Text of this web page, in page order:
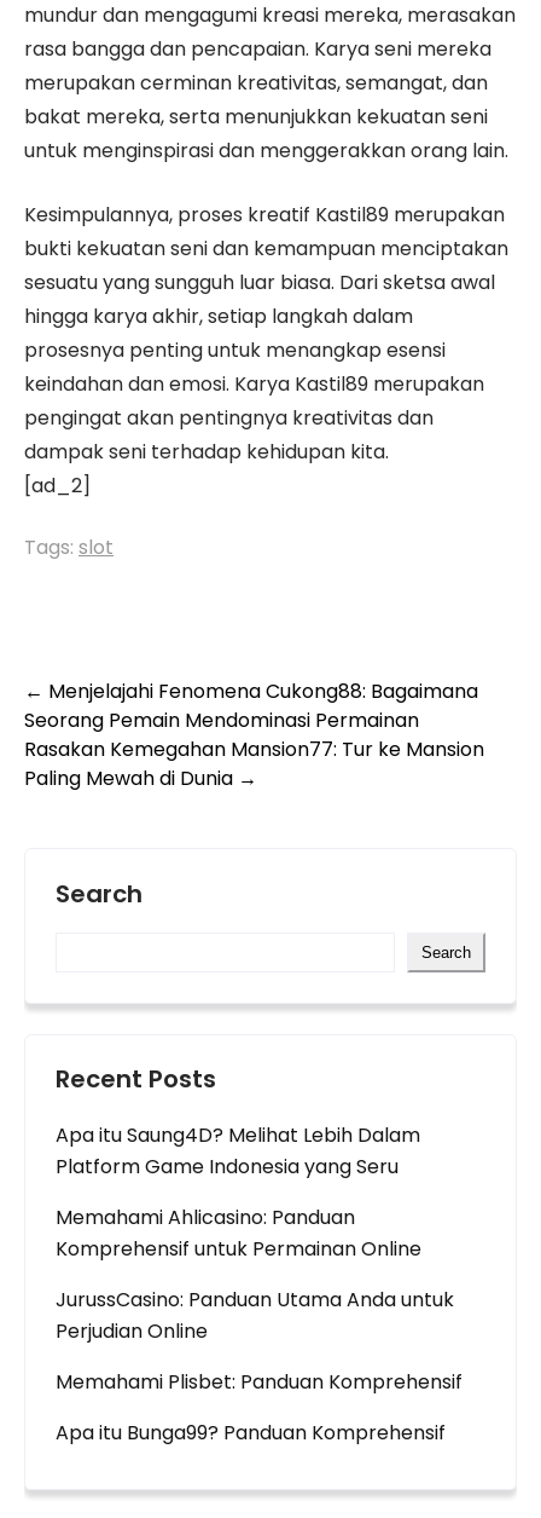
mundur dan mengagumi kreasi mereka, merasakan
rasa bangga dan pencapaian. Karya seni mereka
merupakan cerminan kreativitas, semangat, dan
bakat mereka, serta menunjukkan kekuatan seni
untuk menginspirasi dan menggerakkan orang lain.
Kesimpulannya, proses kreatif Kastil89 merupakan
bukti kekuatan seni dan kemampuan menciptakan
sesuatu yang sungguh luar biasa. Dari sketsa awal
hingga karya akhir, setiap langkah dalam
prosesnya penting untuk menangkap esensi
keindahan dan emosi. Karya Kastil89 merupakan
pengingat akan pentingnya kreativitas dan
dampak seni terhadap kehidupan kita.
[ad_2]
Tags: slot
Post
navigation
← Menjelajahi Fenomena Cukong88: Bagaimana
Seorang Pemain Mendominasi Permainan
Rasakan Kemegahan Mansion77: Tur ke Mansion
Paling Mewah di Dunia →
Search
Search
Recent Posts
Apa itu Saung4D? Melihat Lebih Dalam
Platform Game Indonesia yang Seru
Memahami Ahlicasino: Panduan
Komprehensif untuk Permainan Online
JurussCasino: Panduan Utama Anda untuk
Perjudian Online
Memahami Plisbet: Panduan Komprehensif
Apa itu Bunga99? Panduan Komprehensif